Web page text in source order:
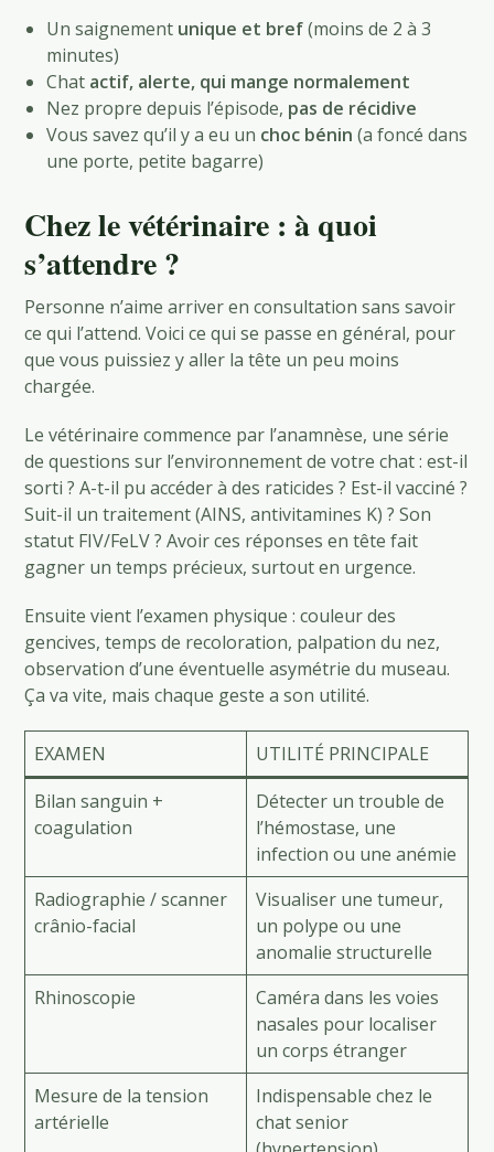
Un saignement unique et bref(moins de 2 à 3
minutes)
Chat actif, alerte, qui mange normalement
Nez propre depuis l’épisode, pas de récidive
Vous savez qu’il y a eu un choc bénin (a foncé dans
une porte, petite bagarre)
Chez le vétérinaire : à quoi
s’attendre ?
Personne n’aime arriver en consultation sans savoir
ce qui l’attend. Voici ce qui se passe en général, pour
que vous puissiez y aller la tête un peu moins
chargée.
Le vétérinaire commence par l’anamnèse, une série
de questions sur l’environnement de votre chat : est-il
sorti ? A-t-il pu accéder à des raticides ? Est-il vacciné ?
Suit-il un traitement (AINS, antivitamines K) ? Son
statut FIV/FeLV ? Avoir ces réponses en tête fait
gagner un temps précieux, surtout en urgence.
Ensuite vient l’examen physique : couleur des
gencives, temps de recoloration, palpation du nez,
observation d’une éventuelle asymétrie du museau.
Ça va vite, mais chaque geste a son utilité.
EXAMEN
UTILITÉ PRINCIPALE
Bilan sanguin +
coagulation
Détecter un trouble de
l’hémostase, une
infection ou une anémie
Radiographie / scanner
crânio-facial
Visualiser une tumeur,
un polype ou une
anomalie structurelle
Rhinoscopie
Caméra dans les voies
nasales pour localiser
un corps étranger
Mesure de la tension
artérielle
Indispensable chez le
chat senior